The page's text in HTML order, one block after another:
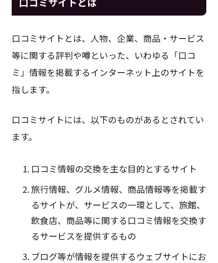
口コミサイトとは、人物、企業、商品・サービス
等に関する評判や噂といった、いわゆる「口コ
ミ」情報を掲載するインターネット上のサイトを
指します。
口コミサイトには、以下のものがあるとされてい
ます。
口コミ情報の交換を主な目的とするサイト
旅行情報、グルメ情報、商品情報等を掲載す
るサイトが、サービスの一環として、旅館、
飲食店、商品等に関する口コミ情報を交換す
るサービスを提供するもの
ブログ等が情報を提供するウェブサイトにお